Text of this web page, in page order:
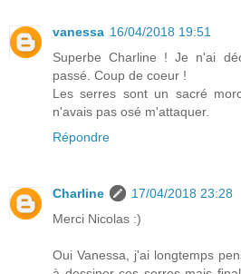
vanessa 16/04/2018 19:51
Superbe Charline ! Je n'ai
passé. Coup de coeur !
Les serres sont un sacré
n'avais pas osé m'attaquer.
Répondre
Charline
17/04/2018 23:28
Merci Nicolas :)
Oui Vanessa, j'ai longtemps